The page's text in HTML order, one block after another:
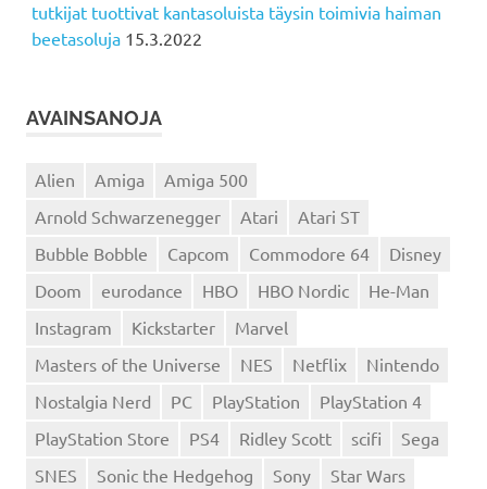
tutkijat tuottivat kantasoluista täysin toimivia haiman
beetasoluja 15.3.2022
AVAINSANOJA
Alien Amiga
Amiga 500
Arnold Schwarzenegger
Atari
Atari ST
Bubble Bobble
Capcom Commodore 64
Disney
Doom
eurodance HBO HBO Nordic
He-Man
Instagram
Kickstarter
Marvel
Masters of the Universe
NES Netflix
Nintendo
Nostalgia Nerd
PC PlayStation
PlayStation 4
PlayStation Store
PS4 Ridley Scott scifi
Sega
SNES
Sonic the Hedgehog Sony Star Wars